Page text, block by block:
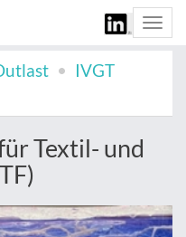
IVGT
Textil- und